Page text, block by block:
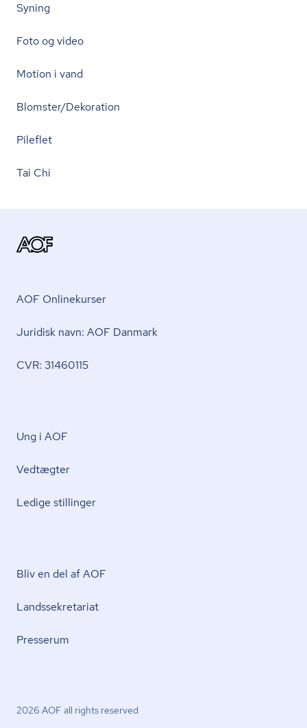
Syning
Foto og video
Motion i vand
Blomster/Dekoration
Pileflet
Tai Chi
AOF Onlinekurser
Juridisk navn: AOF Danmark
CVR: 31460115
Ung i AOF
Vedtægter
Ledige stillinger
Bliv en del af AOF
Lands­se­kre­ta­ri­at
Presserum
2026 AOF all rights reserved